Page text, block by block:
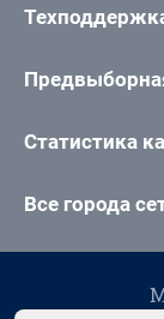
Статистика
Все города